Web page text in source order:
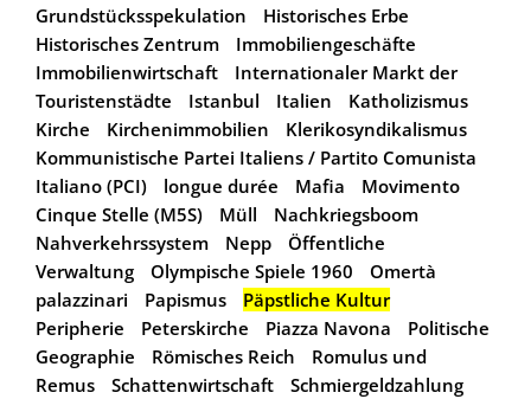
Grundstücksspekulation
Historisches Erbe
Historisches Zentrum
Immobiliengeschäfte
Immobilienwirtschaft
Internationaler Markt der
Touristenstädte
Istanbul Italien
Katholizismus
Kirche
Kirchenimmobilien
Klerikosyndikalismus
Kommunistische Partei Italiens / Partito Comunista
Italiano (PCI)
longue durée Mafia
Movimento
Cinque Stelle (M5S)
Müll
Nachkriegsboom
Nahverkehrssystem
Nepp
Öffentliche
Verwaltung
Olympische Spiele 1960
Omertà
palazzinari
Papismus
Päpstliche Kultur
Peripherie
Peterskirche Piazza Navona
Politische
Geographie
Römisches Reich
Romulus und
Remus
Schattenwirtschaft
Schmiergeldzahlung